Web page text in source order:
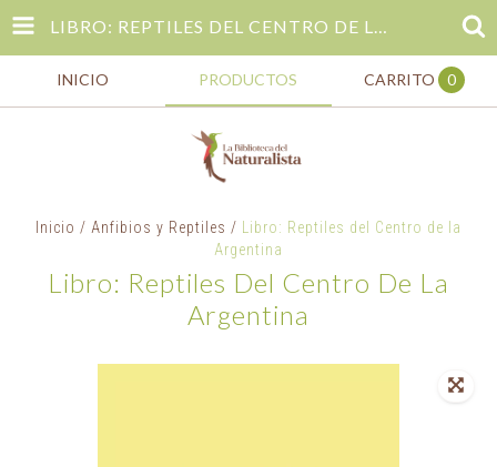
LIBRO: REPTILES DEL CENTRO DE LA ARGENTINA
INICIO PRODUCTOS CARRITO 0
Inicio / Anfibios y Reptiles /
Libro: Reptiles del Centro de la
Argentina
Libro: Reptiles Del Centro De La
Argentina